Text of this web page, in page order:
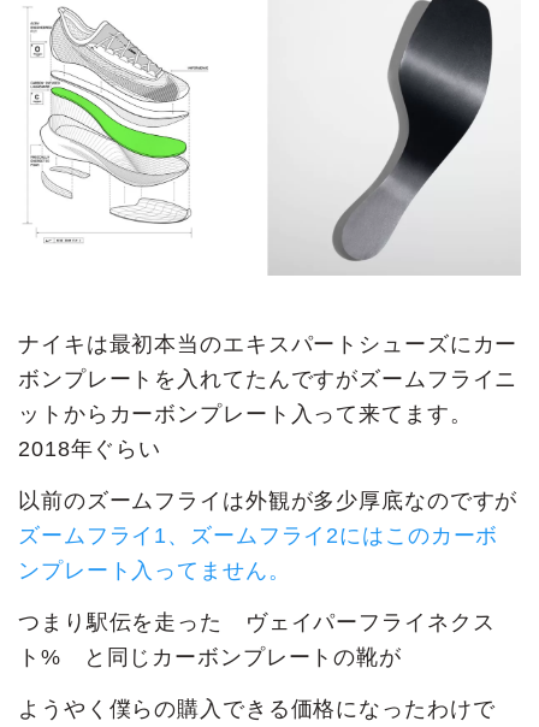
ナイキは最初本当のエキスパートシューズにカー
ボンプレートを入れてたんですがズームフライニ
ットからカーボンプレート入って来てます。
2018年ぐらい
以前のズームフライは外観が多少厚底なのですが
ズームフライ1、ズームフライ2にはこのカーボ
ンプレート入ってません。
つまり駅伝を走った ヴェイパーフライネクス
ト% と同じカーボンプレートの靴が
ようやく僕らの購入できる価格になったわけで